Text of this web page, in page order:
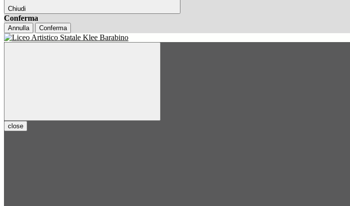
Chiudi
Conferma
Annulla Conferma
close